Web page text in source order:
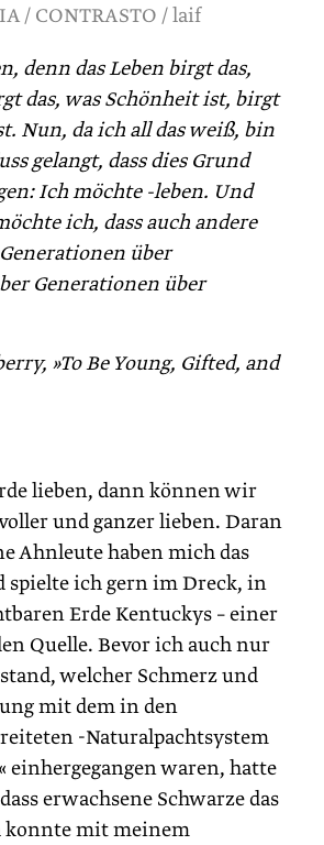
/ CONTRASTO / laif
denn das Leben birgt das,
das, was Schönheit ist, birgt
Nun, da ich all das weiß, bin
gelangt, dass dies Grund
Ich möchte -leben. Und
ich, dass auch andere
über
Generationen über
»To Be Young, Gifted, and
lieben, dann können wir
und ganzer lieben. Daran
Ahnleute haben mich das
spielte ich gern im Dreck, in
Erde Kentuckys – einer
Quelle. Bevor ich auch nur
welcher Schmerz und
mit dem in den
-Naturalpachtsystem
einhergegangen waren, hatte
erwachsene Schwarze das
konnte mit meinem